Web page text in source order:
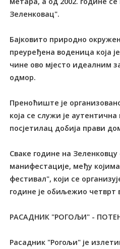
Зеленковац".
Бајковито природно
преуређена воденица која
чине ово мјесто идеалним
одмор.
Преноћиште је
која се служи је
посјетилац добија прави
Сваке године на Зеленковцу
манифестације, међу
фестивал", који се
године је обиљежио четврт
РАСАДНИК "РОГОЉИ" -
Расадник "Рогољи" је